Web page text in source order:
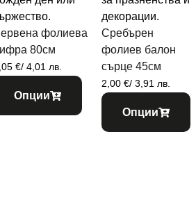
фолиева
80см
€/ 4,01 лв.
Опции
Сребърен
фолиев балон
сърце 45см
2,00 €/ 3,91 лв.
Опции